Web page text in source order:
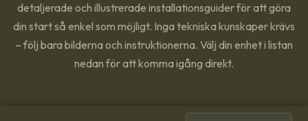
detaljerade och illustrerade installationsguider för att göra
din start så enkel som möjligt. Inga tekniska kunskaper krävs
– följ bara bilderna och instruktionerna. Välj din enhet i listan
nedan för att komma igång direkt.